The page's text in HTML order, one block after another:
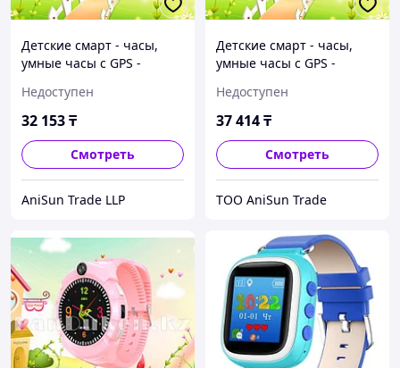
Детские смарт - часы,
умные часы с GPS -
Watch с камерой
Недоступен
32 153₸
Смотреть
AniSun Trade LLP
Детские смарт - часы,
умные часы с GPS -
Watch с камерой
Недоступен
37 414₸
Смотреть
ТОО AniSun Trade